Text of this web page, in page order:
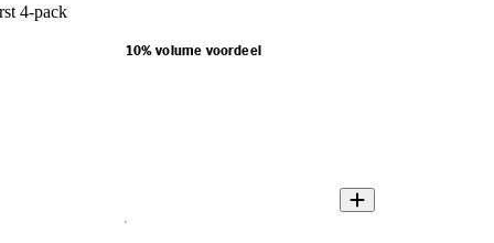
4-pack
10% volume voordeel